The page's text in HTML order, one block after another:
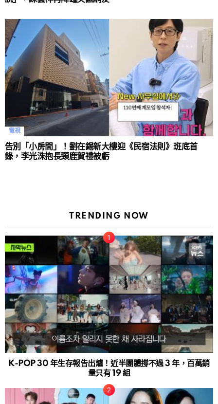
電視
告別「小房間」！劉在錫新大樓迎《民宿法則》班底首
錄，李光洙抱長頸鹿賀禮被虧
TRENDING NOW
K-POP 30 年生存報告出爐！近半團體撐不過 3 年，百萬銷
量只有 19 組